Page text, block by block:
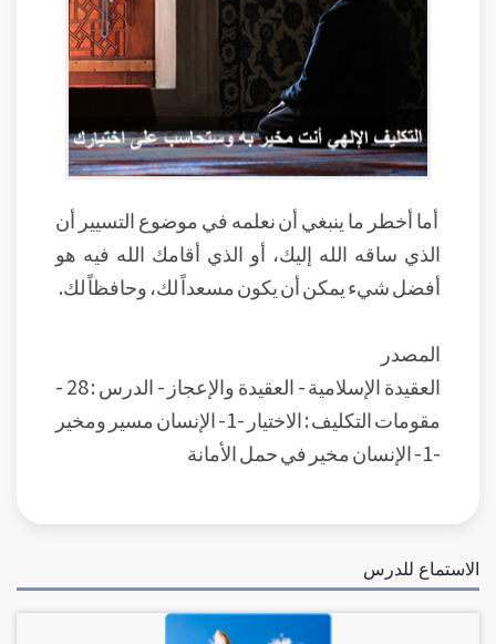
أما أخطر ما ينبغي أن نعلمه في موضوع التسيير أن
الذي ساقه الله إليك، أو الذي أقامك الله فيه هو
أفضل شيء يمكن أن يكون مسعداً لك، وحافظاً لك.
المصدر
العقيدة الإسلامية - العقيدة والإعجاز - الدرس : 28 -
مقومات التكليف : الاختيار -1- الإنسان مسير ومخير
-1- الإنسان مخير في حمل الأمانة
الاستماع للدرس